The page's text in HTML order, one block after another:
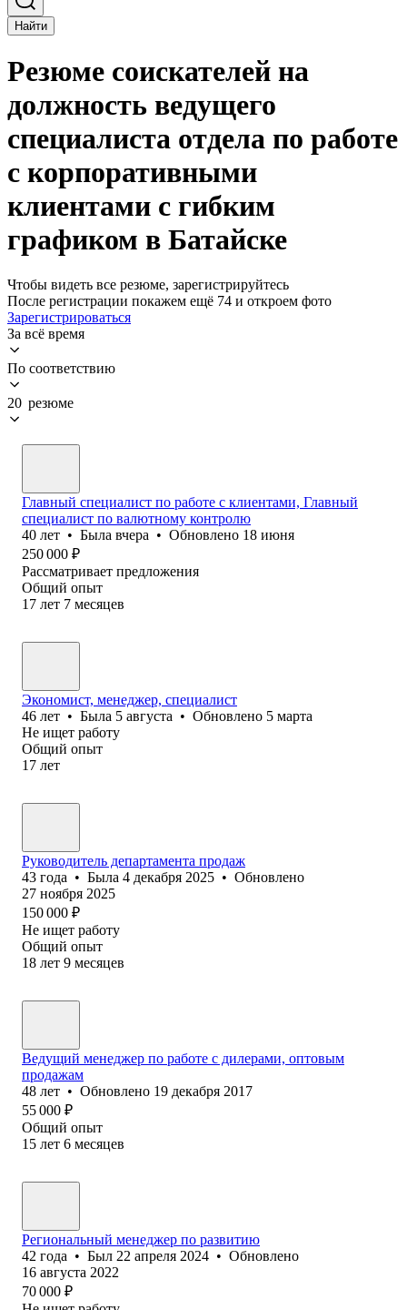
Найти
Резюме соискателей на
должность ведущего
специалиста отдела по работе
с корпоративными
клиентами с гибким
графиком в Батайске
Чтобы видеть все резюме, зарегистрируйтесь
После регистрации покажем ещё 74 и откроем фото
Зарегистрироваться
За всё время
По соответствию
20 резюме
Главный специалист по работе с клиентами, Главный
специалист по валютному контролю
40 лет • Была вчера • Обновлено 18 июня
250 000 ₽
Рассматривает предложения
Общий опыт
17 лет 7 месяцев
Экономист, менеджер, специалист
46 лет • Была 5 августа • Обновлено 5 марта
Не ищет работу
Общий опыт
17 лет
Руководитель департамента продаж
43 года • Была 4 декабря 2025 • Обновлено
27 ноября 2025
150 000 ₽
Не ищет работу
Общий опыт
18 лет 9 месяцев
Ведущий менеджер по работе с дилерами, оптовым
продажам
48 лет • Обновлено 19 декабря 2017
55 000 ₽
Общий опыт
15 лет 6 месяцев
Региональный менеджер по развитию
42 года • Был 22 апреля 2024 • Обновлено
16 августа 2022
70 000 ₽